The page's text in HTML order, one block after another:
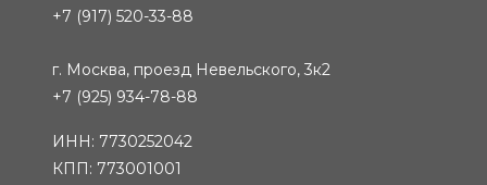
+7 (917) 520-33-88
г. Москва, проезд Невельского, 3к2
+7 (925) 934-78-88
ИНН: 7730252042
КПП: 773001001